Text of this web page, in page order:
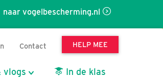
naar vogelbescherming.nl
Contact HELP MEE
vlogs In de klas